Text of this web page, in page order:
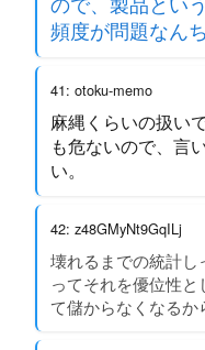
頻度が問題なん
41: otoku-memo
麻縄くらいの扱い
も危ないので、言
い。
42: z48GMyNt9GqILj
壊れるまでの統計
ってそれを優位性
て儲からなくなるか